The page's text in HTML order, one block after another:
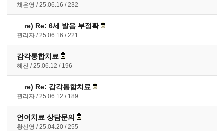
채은영 25.06.16 232
re) Re: 6세 발음 부정확
관리자 25.06.16 221
감각통합치료
혜진 25.06.12 196
re) Re: 감각통합치료
관리자 25.06.12 189
언어치료 상담문의
황선영 25.04.20 255